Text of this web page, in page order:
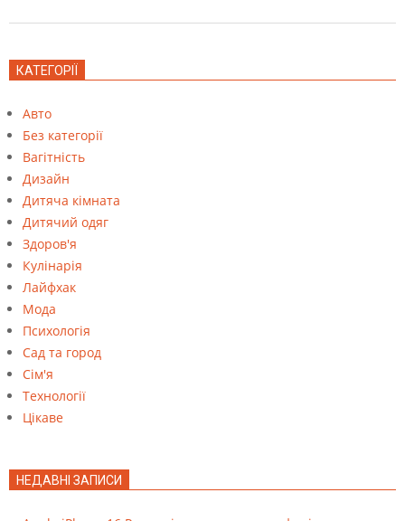
КАТЕГОРІЇ
Авто
Без категорії
Вагітність
Дизайн
Дитяча кімната
Дитячий одяг
Здоров'я
Кулінарія
Лайфхак
Мода
Психологія
Сад та город
Сім'я
Технології
Цікаве
НЕДАВНІ ЗАПИСИ